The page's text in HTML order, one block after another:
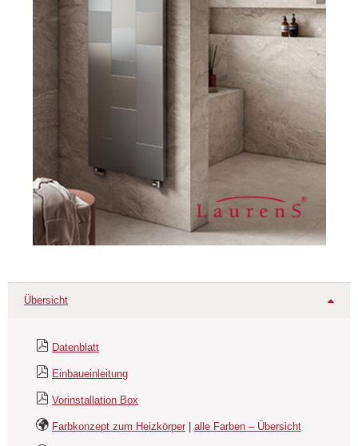
Übersicht
Datenblatt
Einbaueinleitung
Vorinstallation Box
Farbkonzept zum Heizkörper | alle Farben – Übersicht